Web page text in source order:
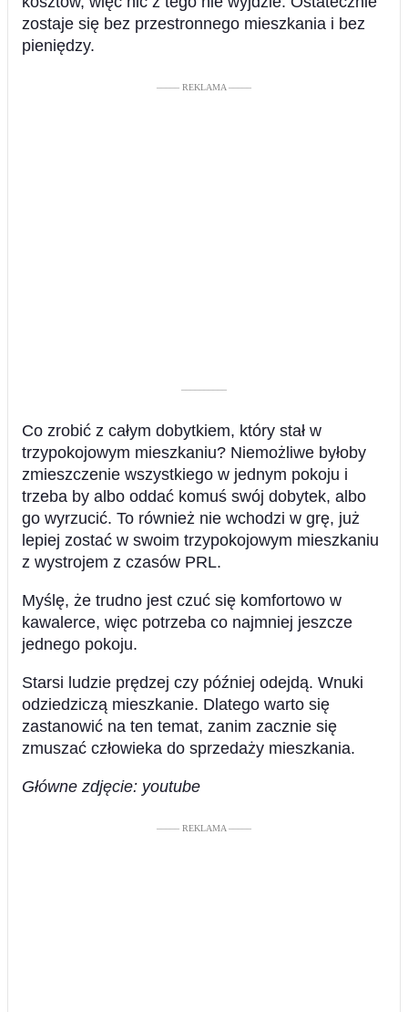
zostaje się bez przestronnego mieszkania i bez
pieniędzy.
––––– REKLAMA –––––
––––––––––
Co zrobić z całym dobytkiem, który stał w
trzypokojowym mieszkaniu? Niemożliwe byłoby
zmieszczenie wszystkiego w jednym pokoju i
trzeba by albo oddać komuś swój dobytek, albo
go wyrzucić. To również nie wchodzi w grę, już
lepiej zostać w swoim trzypokojowym mieszkaniu
z wystrojem z czasów PRL.
Myślę, że trudno jest czuć się komfortowo w
kawalerce, więc potrzeba co najmniej jeszcze
jednego pokoju.
Starsi ludzie prędzej czy później odejdą. Wnuki
odziedziczą mieszkanie. Dlatego warto się
zastanowić na ten temat, zanim zacznie się
zmuszać człowieka do sprzedaży mieszkania.
Główne zdjęcie: youtube
––––– REKLAMA –––––